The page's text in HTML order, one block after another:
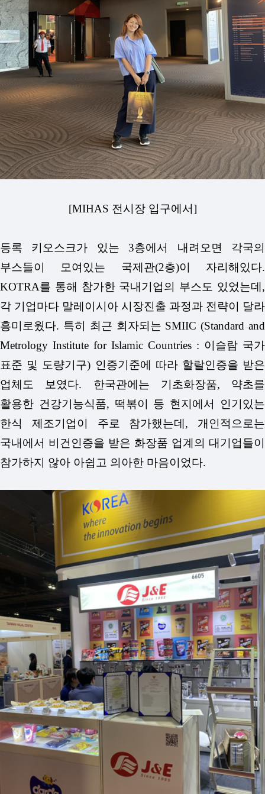
[MIHAS 전시장 입구에서]
등록 키오스크가 있는 3층에서 내려오면 각국의
부스들이 모여있는 국제관(2층)이 자리해있다.
KOTRA를 통해 참가한 국내기업의 부스도 있었는데,
각 기업마다 말레이시아 시장진출 과정과 전략이 달라
흥미로웠다. 특히 최근 회자되는 SMIIC (Standard and
Metrology Institute for Islamic Countries : 이슬람 국가
표준 및 도량기구) 인증기준에 따라 할랄인증을 받은
업체도 보였다. 한국관에는 기초화장품, 약초를
활용한 건강기능식품, 떡볶이 등 현지에서 인기있는
한식 제조기업이 주로 참가했는데, 개인적으로는
국내에서 비건인증을 받은 화장품 업계의 대기업들이
참가하지 않아 아쉽고 의아한 마음이었다.